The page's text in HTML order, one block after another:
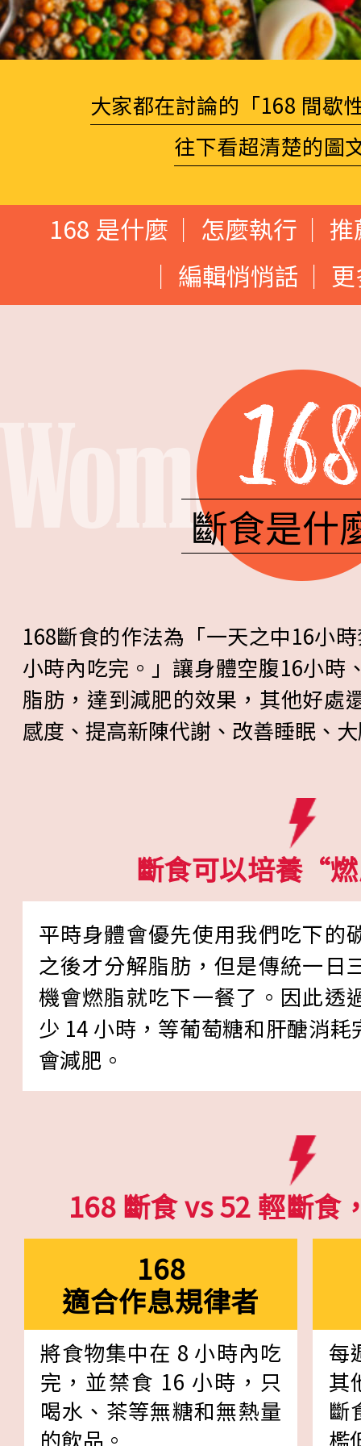
大家都在討論的「168 間歇
往下看超清楚的圖
168 是什麼 怎麼執行
編輯悄悄話
斷食是什
168斷食的作法為「一天之中16小
小時內吃完。」讓身體空腹16小時
脂肪，達到減肥的效果，其他好處
感度、提高新陳代謝、改善睡眠、
斷食可以培養“
平時身體會優先使用我們吃下的
之後才分解脂肪，但是傳統一日
機會燃脂就吃下一餐了。因此透
少 14 小時，等葡萄糖和肝醣消
會減肥。
168 斷食 vs 52 輕斷食
168
適合作息規律者
將食物集中在 8 小時內吃
完，並禁食 16 小時，只
喝水、茶等無糖和無熱量
的飲品。
每
其
斷
檻